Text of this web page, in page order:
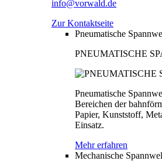
info@vorwald.de
Zur Kontaktseite
Pneumatische
PNEUMATISCHE
Pneumatische
Bereichen der
Papier, Kunststoff,
Einsatz.
Mehr erfahren
Mechanische